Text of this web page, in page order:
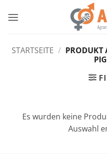
Inhalt
STARTSEITE / PRODUKT
Es wurden keine
Auswahl